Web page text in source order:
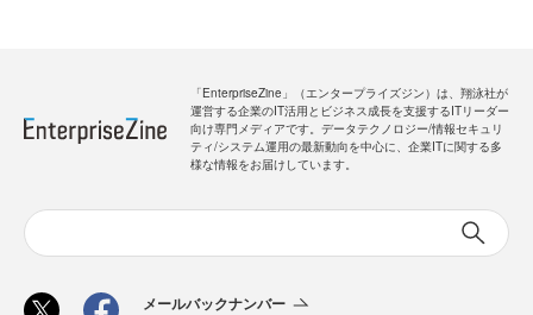
「EnterpriseZine」（エンタープライズジン）は、翔泳社が
運営する企業のIT活用とビジネス成長を支援するITリーダー
向け専門メディアです。データテクノロジー/情報セキュリ
ティ/システム運用の最新動向を中心に、企業ITに関する多
様な情報をお届けしています。
メールバックナンバー